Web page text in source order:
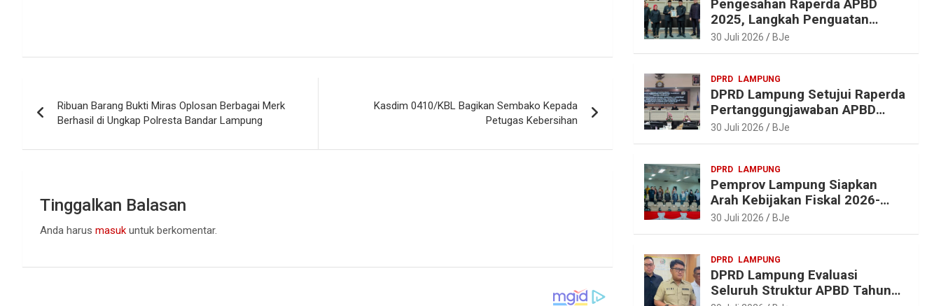
pos
Ribuan Barang Bukti Miras Oplosan Berbagai Merk
Berhasil di Ungkap Polresta Bandar Lampung
Kasdim 0410/KBL Bagikan Sembako Kepada
Petugas Kebersihan
Tinggalkan Balasan
Anda harus masuk untuk berkomentar.
Pengesahan Raperda APBD
2025, Langkah Penguatan
Akuntabilitas dan
Pembangunan Lampung
30 Juli 2026 BJe
DPRD LAMPUNG
DPRD Lampung Setujui Raperda
Pertanggungjawaban APBD
2025, Beri Sejumlah
Rekomendasi Perbaikan
30 Juli 2026 BJe
DPRD LAMPUNG
Pemprov Lampung Siapkan
Arah Kebijakan Fiskal 2026-
2027 yang Realistis dan
Berkelanjutan
30 Juli 2026 BJe
DPRD LAMPUNG
DPRD Lampung Evaluasi
Seluruh Struktur APBD Tahun